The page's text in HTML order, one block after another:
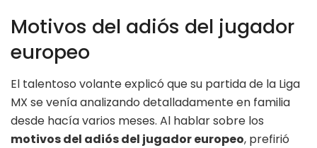
Motivos del adiós del jugador
europeo
El talentoso volante explicó que su partida de la Liga
MX se venía analizando detalladamente en familia
desde hacía varios meses. Al hablar sobre los
motivos del adiós del jugador europeo, prefirió